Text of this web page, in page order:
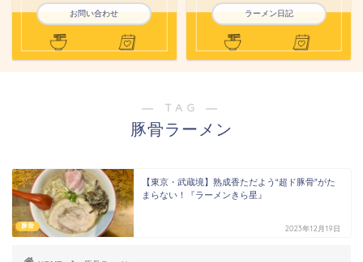
お問い合わせ ラーメン日記
― TAG ―
豚骨ラーメン
豚骨
【東京・武蔵境】熟成香ただよう“超ド豚骨”がた
まらない！『ラーメンきら星』
2023年12月19日